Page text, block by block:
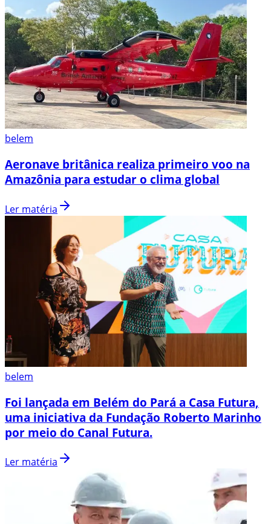
belem
Aeronave britânica realiza primeiro voo na
Amazônia para estudar o clima global
Ler matéria
belem
Foi lançada em Belém do Pará a Casa Futura,
uma iniciativa da Fundação Roberto Marinho
por meio do Canal Futura.
Ler matéria